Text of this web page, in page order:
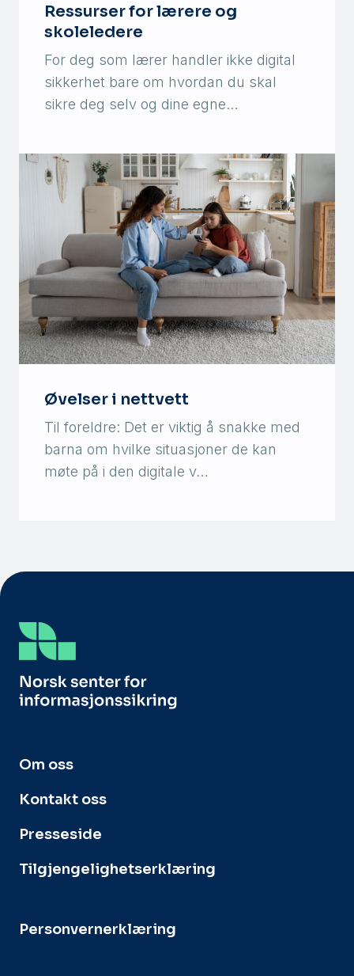
Ressurser for lærere og
skoleledere
For deg som lærer handler ikke digital
sikkerhet bare om hvordan du skal
sikre deg selv og dine egne…
Øvelser i nettvett
Til foreldre: Det er viktig å snakke med
barna om hvilke situasjoner de kan
møte på i den digitale v…
Om oss
Kontakt oss
Presseside
Tilgjengelighetserklæring
Personvernerklæring